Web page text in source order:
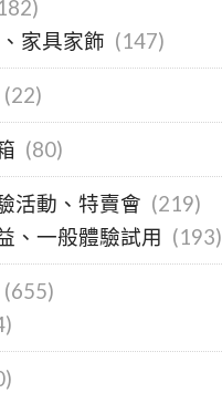
家具家飾 (147)
(22)
(80)
活動、特賣會 (219)
、一般體驗試用 (193)
(655)